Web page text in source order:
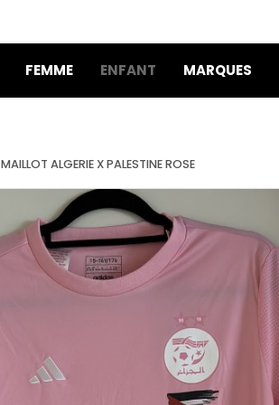
FEMME ENFANT MARQUES
MAILLOT ALGERIE X PALESTINE ROSE